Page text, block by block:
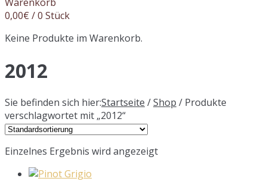
Warenkorb
0,00€ / 0 Stück
Keine Produkte im Warenkorb.
2012
Sie befinden sich hier:Startseite /Shop / Produkte
verschlagwortet mit „2012“
Einzelnes Ergebnis wird angezeigt